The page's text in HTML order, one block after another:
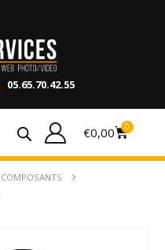
05.65.70.42.55
€0,00 0
COMPOSANTS